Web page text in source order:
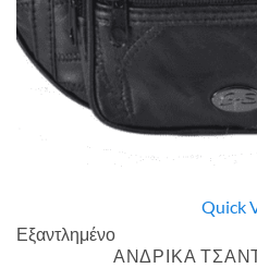
Quick
Εξαντλημένο
ΑΝΔΡΙΚΑ